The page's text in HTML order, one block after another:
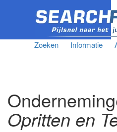
Zoeken Informatie
Opritten en